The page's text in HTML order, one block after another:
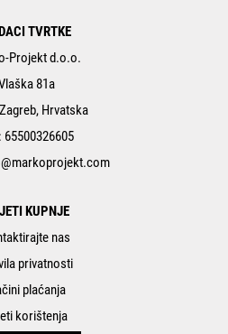
TVRTKE
Projekt d.o.o.
81a
Hrvatska
65500326605
KUPNJE
nas
privatnosti
plaćanja
korištenja